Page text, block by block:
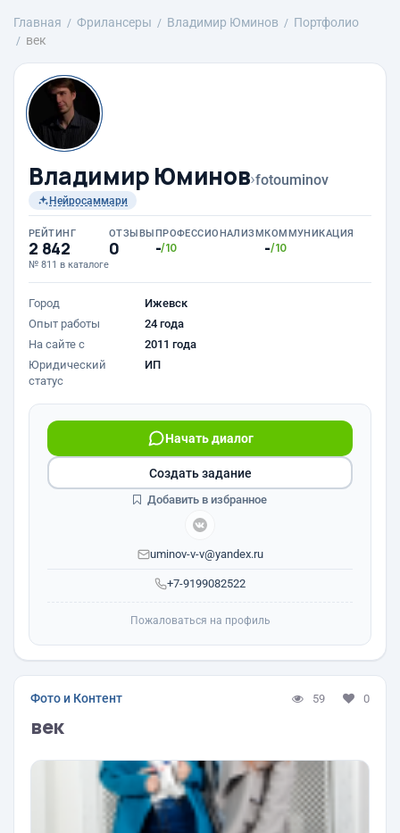
Главная Фрилансеры Владимир Юминов
Портфолио
век
Владимир Юминов›fotouminov
Нейросаммари
РЕЙТИНГ
2 842
№ 811 в каталоге
ОТЗЫВЫ
0
ПРОФЕССИОНАЛИЗМ
-/10
КОММУНИКАЦИЯ
-/10
Город
Ижевск
Опыт работы
24 года
На сайте с
2011 года
Юридический
статус
ИП
+7-9199082522
Начать диалог
uminov-v-v@yandex.ru
Создать задание
Добавить в избранное
Пожаловаться на профиль
Фото и Контент 59 0
век